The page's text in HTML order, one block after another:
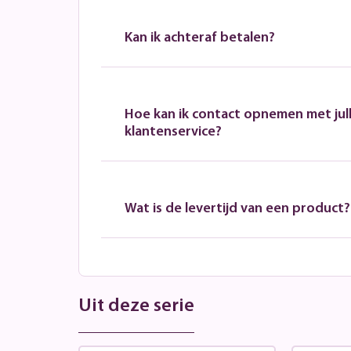
Kan ik achteraf betalen?
Hoe kan ik contact opnemen met
klantenservice?
Wat is de levertijd van een product?
Uit deze serie